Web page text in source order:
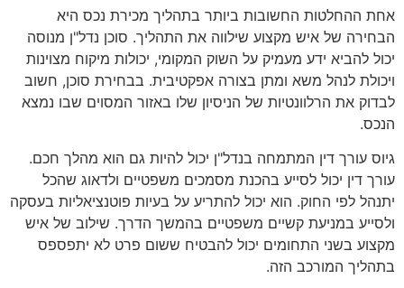
אחת ההחלטות החשובות ביותר בתהליך מכירת נכס היא
הבחירה של איש מקצוע שילווה את התהליך. סוכן נדל"ן מנוסה
יכול להביא ידע מעמיק על השוק המקומי, יכולות מיקוח מצוינות
ויכולת לנהל משא ומתן בצורה אפקטיבית. בבחירת סוכן, חשוב
לבדוק את הרלוונטיות של הניסיון שלו באזור המסוים שבו נמצא
הנכס.
גיוס עורך דין המתמחה בנדל"ן יכול להיות גם הוא מהלך חכם.
עורך דין יכול לסייע בהכנת מסמכים משפטיים ולדאוג שהכל
יתנהל לפי החוק. הוא יכול להתריע על בעיות פוטנציאליות בעסקה
ולסייע במניעת קשיים משפטיים בהמשך הדרך. שילוב של איש
מקצוע בשני התחומים יכול להבטיח ששום פרט לא יתפספס
בתהליך המורכב הזה.